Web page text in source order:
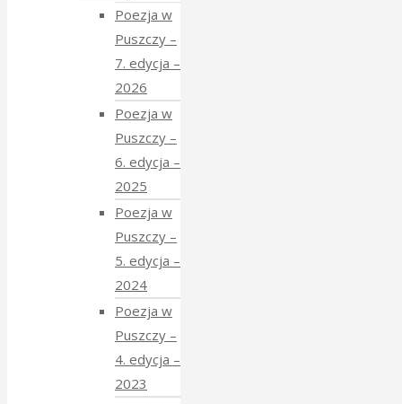
Poezja w
Puszczy –
7. edycja –
2026
Poezja w
Puszczy –
6. edycja –
2025
Poezja w
Puszczy –
5. edycja –
2024
Poezja w
Puszczy –
4. edycja –
2023